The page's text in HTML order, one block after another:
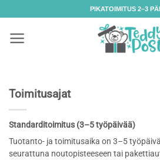
to
PIKATOIMITUS 2–3
Toimitusajat
Standarditoimitus (3–5 työpäivää)
Tuotanto- ja toimitusaika on 3–5
seurattuna noutopisteeseen tai